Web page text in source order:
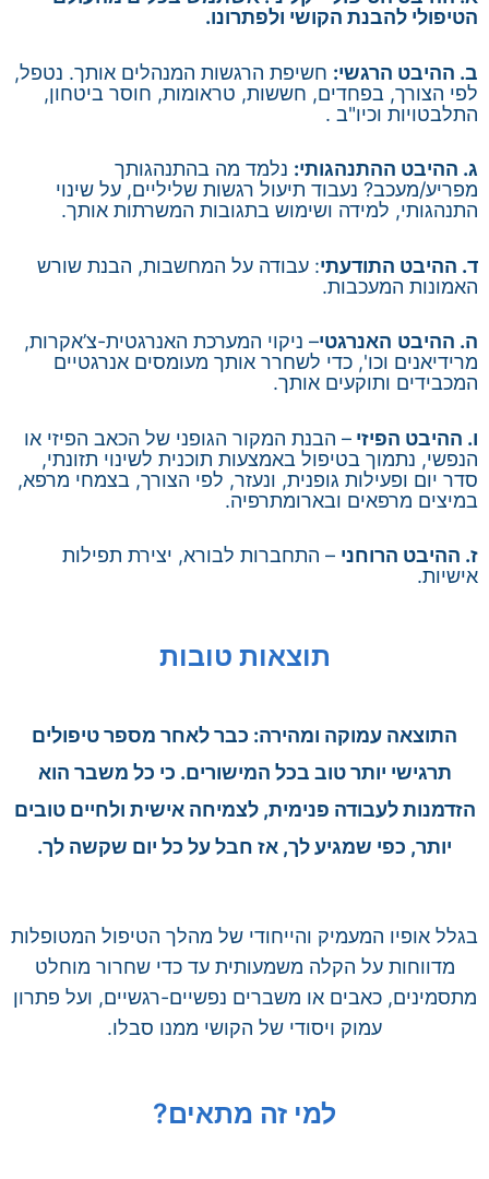
הטיפולי להבנת הקושי ולפתרונו.
ב. ההיבט הרגשי: חשיפת הרגשות המנהלים אותך. נטפל,
לפי הצורך, בפחדים, חששות, טראומות, חוסר ביטחון,
התלבטויות וכיו"ב .
ג. ההיבט ההתנהגותי: נלמד מה בהתנהגותך
מפריע/מעכב? נעבוד תיעול רגשות שליליים, על שינוי
התנהגותי, למידה ושימוש בתגובות המשרתות אותך.
ד. ההיבט התודעתי: עבודה על המחשבות, הבנת שורש
האמונות המעכבות.
ה. ההיבט האנרגטי– ניקוי המערכת האנרגטית-צ’אקרות,
מרידיאנים וכו', כדי לשחרר אותך מעומסים אנרגטיים
המכבידים ותוקעים אותך.
ו. ההיבט הפיזי – הבנת המקור הגופני של הכאב הפיזי או
הנפשי, נתמוך בטיפול באמצעות תוכנית לשינוי תזונתי,
סדר יום ופעילות גופנית, ונעזר, לפי הצורך, בצמחי מרפא,
במיצים מרפאים ובארומתרפיה.
ז. ההיבט הרוחני – התחברות לבורא, יצירת תפילות
אישיות.
תוצאות טובות
התוצאה עמוקה ומהירה: כבר לאחר מספר טיפולים
תרגישי יותר טוב בכל המישורים. כי כל משבר הוא
הזדמנות לעבודה פנימית, לצמיחה אישית ולחיים טובים
יותר, כפי שמגיע לך, אז חבל על כל יום שקשה לך.
בגלל אופיו המעמיק והייחודי של מהלך הטיפול המטופלות
מדווחות על הקלה משמעותית עד כדי שחרור מוחלט
מתסמינים, כאבים או משברים נפשיים-רגשיים, ועל פתרון
עמוק ויסודי של הקושי ממנו סבלו.
למי זה מתאים?